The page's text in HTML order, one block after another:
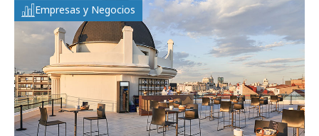
Empresas y Negocios